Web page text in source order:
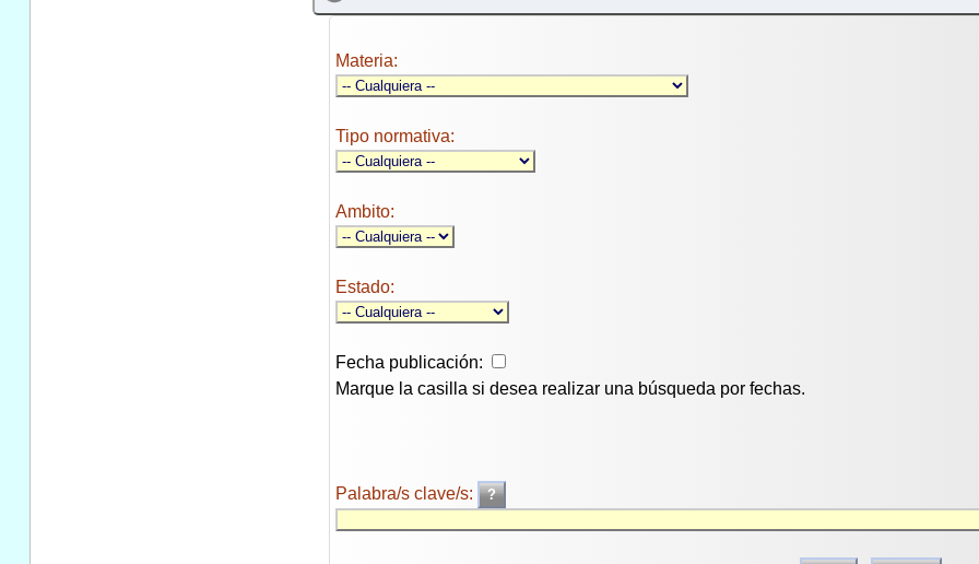
Materia:
Tipo normativa:
Ambito:
Estado:
Fecha publicación:
Marque la casilla si desea realizar una búsqueda por fechas.
Palabra/s clave/s: